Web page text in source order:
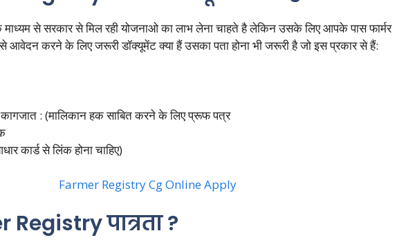
माध्यम से सरकार से मिल रही योजनाओ का लाभ लेना चाहते है लेकिन उसके लिए आपके पास फार्मर
आवेदन करने के लिए जरूरी डॉक्यूमेंट क्या हैं उसका पता होना भी जरूरी है जो इस प्रकार से हैं:
: (मालिकान हक साबित करने के लिए प्रूफ पत्र
कार्ड से लिंक होना चाहिए)
Farmer Registry Cg Online Apply
Registry पात्रता ?